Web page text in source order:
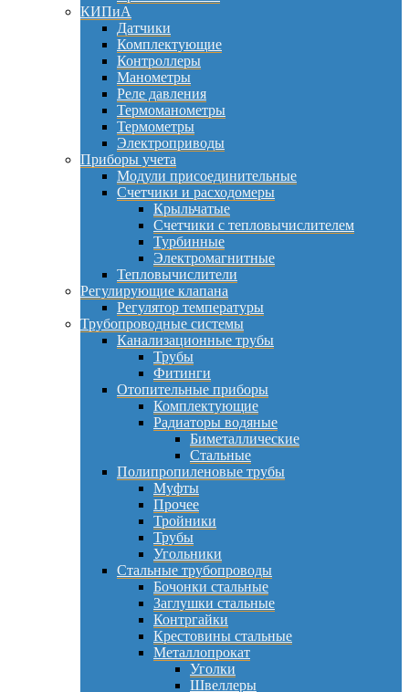
КИПиА
Датчики
Комплектующие
Контроллеры
Манометры
Реле давления
Термоманометры
Термометры
Электроприводы
Приборы учета
Модули присоединительные
Счетчики и расходомеры
Крыльчатые
Счетчики с тепловычислителем
Турбинные
Электромагнитные
Тепловычислители
Регулирующие клапана
Регулятор температуры
Трубопроводные системы
Канализационные трубы
Трубы
Фитинги
Отопительные приборы
Комплектующие
Радиаторы водяные
Биметаллические
Стальные
Полипропиленовые трубы
Муфты
Прочее
Тройники
Трубы
Угольники
Стальные трубопроводы
Бочонки стальные
Заглушки стальные
Контргайки
Крестовины стальные
Металлопрокат
Уголки
Швеллеры